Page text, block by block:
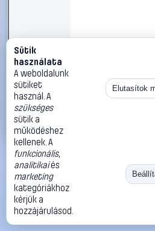
#811913
Kiforrasztó pákahegy pár, 422 FD1
Ersa Pákahegy, ónszippantó hegy
24 990 Ft
Kosárba
«
Méret:
©2026
ThermoScope
Cégbemutató
Sütik
használata
A weboldalunk
sütiket
használ. A
szükséges
sütik a
működéshez
kellenek. A
funkcionális,
analitikaiés
marketing
kategóriákhoz
kérjük a
hozzájárulásod.
Elutasítok